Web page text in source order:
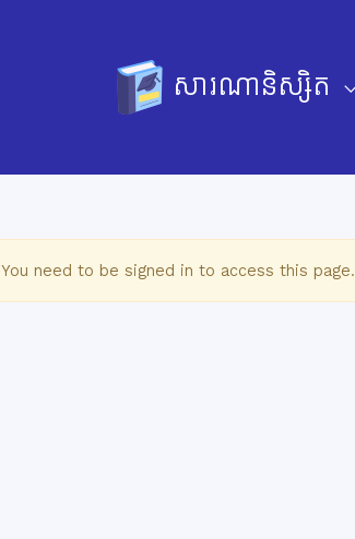
សារណានិស្សិត
You need to be signed in to access this page.